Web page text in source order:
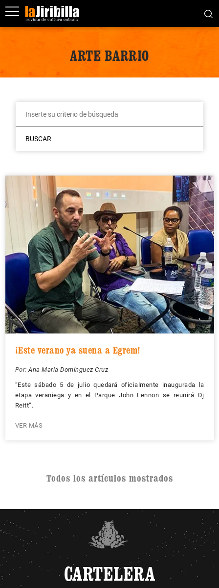
ARTE BARRIO
BUSCAR
¡Este verano ya suena a Egrem!
Por: Ana María Domínguez Cruz
“Este sábado 5 de julio quedará oficialmente inaugurada la
etapa veraniega y en el Parque John Lennon se reunirá Dj
Reitt”.
VER MÁS
Todos los artículos mostrados
CARTELERA